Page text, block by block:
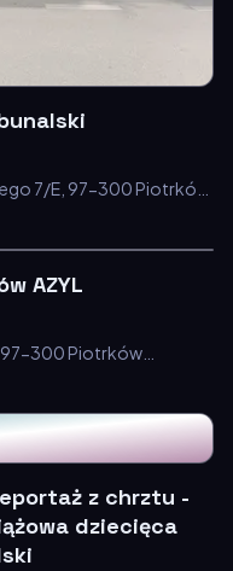
7/E, 97-300 Piotrków
AZYL
97-300 Piotrków
z chrztu -
dziecięca